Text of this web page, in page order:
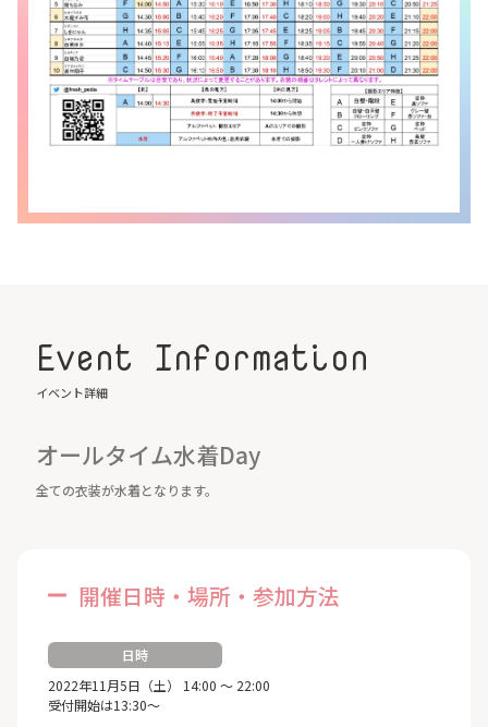
Event Information
イベント詳細
オールタイム水着Day
全ての衣装が水着となります。
開催日時・場所・参加方法
日時
2022年11月5日（土） 14:00 ～ 22:00
受付開始は13:30～